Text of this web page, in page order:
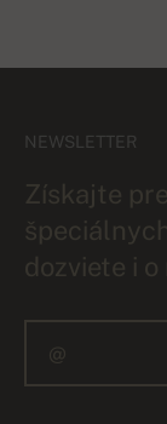
NEWSLETTER
Získajte
dozviete i